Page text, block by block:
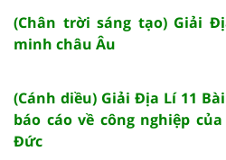
(Chân trời sáng tạo) Giải
minh châu Âu
(Cánh diều) Giải Địa Lí 11
báo cáo về công nghiệp
Đức